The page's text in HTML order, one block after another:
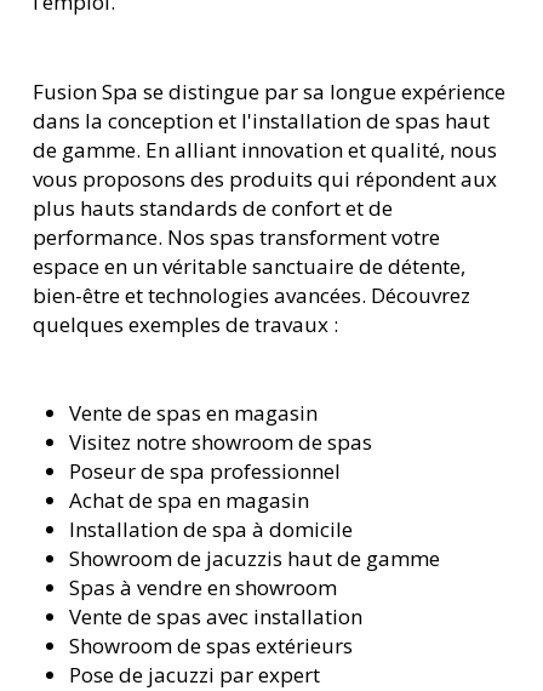
Fusion Spa se distingue par sa longue expérience
dans la conception et l'installation de spas haut
de gamme. En alliant innovation et qualité, nous
vous proposons des produits qui répondent aux
plus hauts standards de confort et de
performance. Nos spas transforment votre
espace en un véritable sanctuaire de détente,
bien-être et technologies avancées. Découvrez
quelques exemples de travaux :
Vente de spas en magasin
Visitez notre showroom de spas
Poseur de spa professionnel
Achat de spa en magasin
Installation de spa à domicile
Showroom de jacuzzis haut de gamme
Spas à vendre en showroom
Vente de spas avec installation
Showroom de spas extérieurs
Pose de jacuzzi par expert